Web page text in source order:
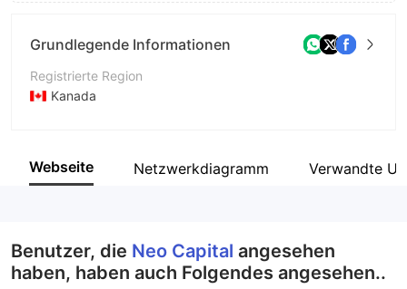
Grundlegende Informationen
Registrierte Region
Kanada
Unternehmen
Webseite Netzwerkdiagramm Verwandte
Benutzer, die Neo Capital angesehen
haben, haben auch Folgendes angesehen..